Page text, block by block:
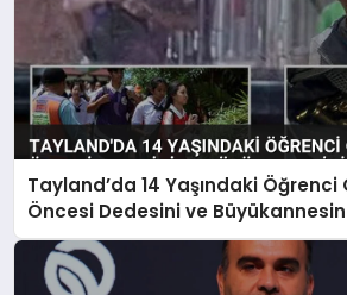
Tayland’da 14 Yaşındaki Öğrenci
Öncesi Dedesini ve